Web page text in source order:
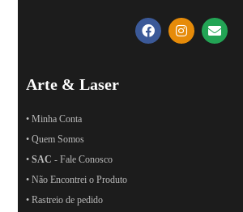
Arte & Laser
• Minha Conta
• Quem Somos
•SAC - Fale Conosco
• Não Encontrei o Produto
• Rastreio de pedido